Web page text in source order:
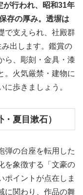
が行われ、昭和31年
存の厚み。透塀は
で支えられ、社殿群
み出します。鑑賞の
ら、彫刻・金具・漆
。火気厳禁・建物に
歩きましょう。
夏目漱石）
弾の台座を転用した
を象徴する「文豪の
ポイントが点在しま
に関わり、作品の舞